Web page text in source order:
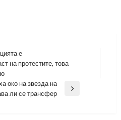
е
на протестите, това
око на звезда на
ли се трансфер